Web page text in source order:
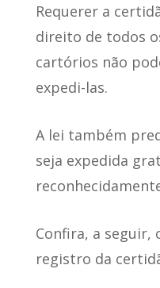
Requerer a
direito de todos
cartórios não
expedi-las.
A lei também
seja expedida
Confira, a seguir,
registro da